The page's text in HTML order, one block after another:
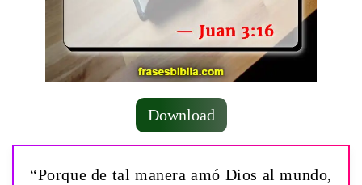
Download
“Porque de tal manera amó Dios al mundo,